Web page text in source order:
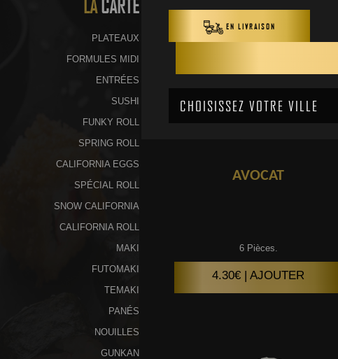
LACARTE
PLATEAUX
FORMULES MIDI
ENTRÉES
SUSHI
FUNKY ROLL
SPRING ROLL
CALIFORNIA EGGS
SPÉCIAL ROLL
SNOW CALIFORNIA
CALIFORNIA ROLL
MAKI
FUTOMAKI
TEMAKI
PANÉS
NOUILLES
GUNKAN
AVOCAT
6 Pièces.
4.30€ | AJOUTER